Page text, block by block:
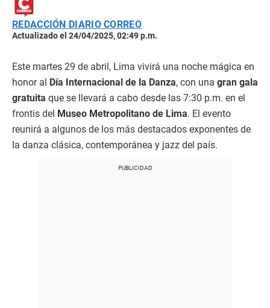
REDACCIÓN DIARIO CORREO
Actualizado el 24/04/2025, 02:49 p.m.
Este martes 29 de abril, Lima vivirá una noche mágica en
honor al
Día Internacional de la Danza, con una gran gala
gratuita que se llevará a cabo desde las 7:30 p.m. en el
frontis del Museo Metropolitano de Lima. El evento
reunirá a algunos de los más destacados exponentes de
la danza clásica, contemporánea y jazz del país.